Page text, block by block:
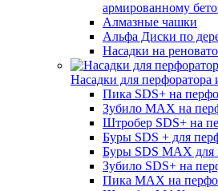
армированному
Алмазные чашки
Альфа Диски по
Насадки на
Насадки для перфоратора
Пика SDS+ на
Зубило MAX на
Штробер SDS+ на
Буры SDS + для
Буры SDS MAX для
Зубило SDS+ на
Пика MAX на